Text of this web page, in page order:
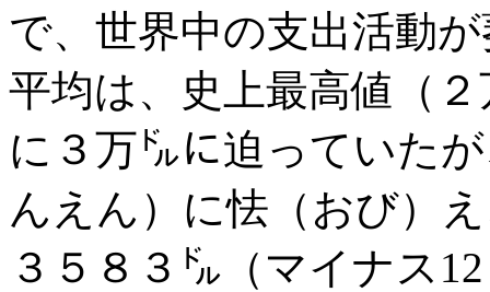
で、世界中の支出活動
平均は、史上最高値（
に３万㌦に迫っていた
んえん）に怯（おび）
３５８３㌦（マイナス